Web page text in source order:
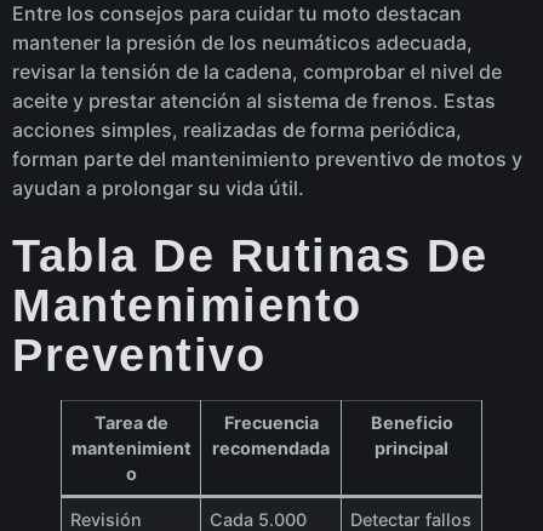
Entre los consejos para cuidar tu moto destacan
mantener la presión de los neumáticos adecuada,
revisar la tensión de la cadena, comprobar el nivel de
aceite y prestar atención al sistema de frenos. Estas
acciones simples, realizadas de forma periódica,
forman parte del mantenimiento preventivo de motos y
ayudan a prolongar su vida útil.
Tabla De Rutinas De
Mantenimiento
Preventivo
Tarea de
mantenimient
o
Frecuencia
recomendada
Beneficio
principal
Revisión
Cada 5.000
Detectar fallos